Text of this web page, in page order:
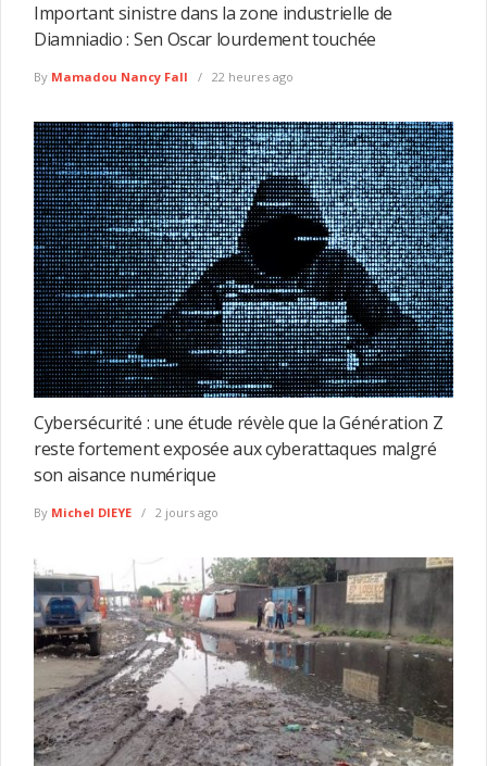
Important sinistre dans la zone industrielle de
Diamniadio : Sen Oscar lourdement touchée
By Mamadou Nancy Fall 22 heures ago
Cybersécurité : une étude révèle que la Génération Z
reste fortement exposée aux cyberattaques malgré
son aisance numérique
By Michel DIEYE 2 jours ago